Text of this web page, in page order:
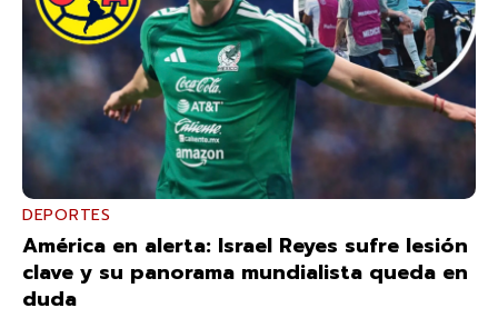
DEPORTES
América en alerta: Israel Reyes sufre lesión
clave y su panorama mundialista queda en
duda